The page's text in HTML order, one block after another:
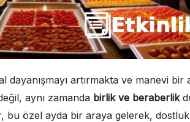
artırmakta ve manevi bir
aynı zamanda birlik ve beraberlik
bu özel ayda bir araya gelerek,